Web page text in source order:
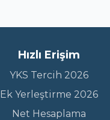
Hızlı Erişim
YKS Tercih 2026
Ek Yerleştirme 2026
Net Hesaplama